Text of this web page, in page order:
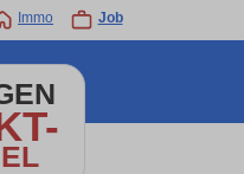
Immo Job